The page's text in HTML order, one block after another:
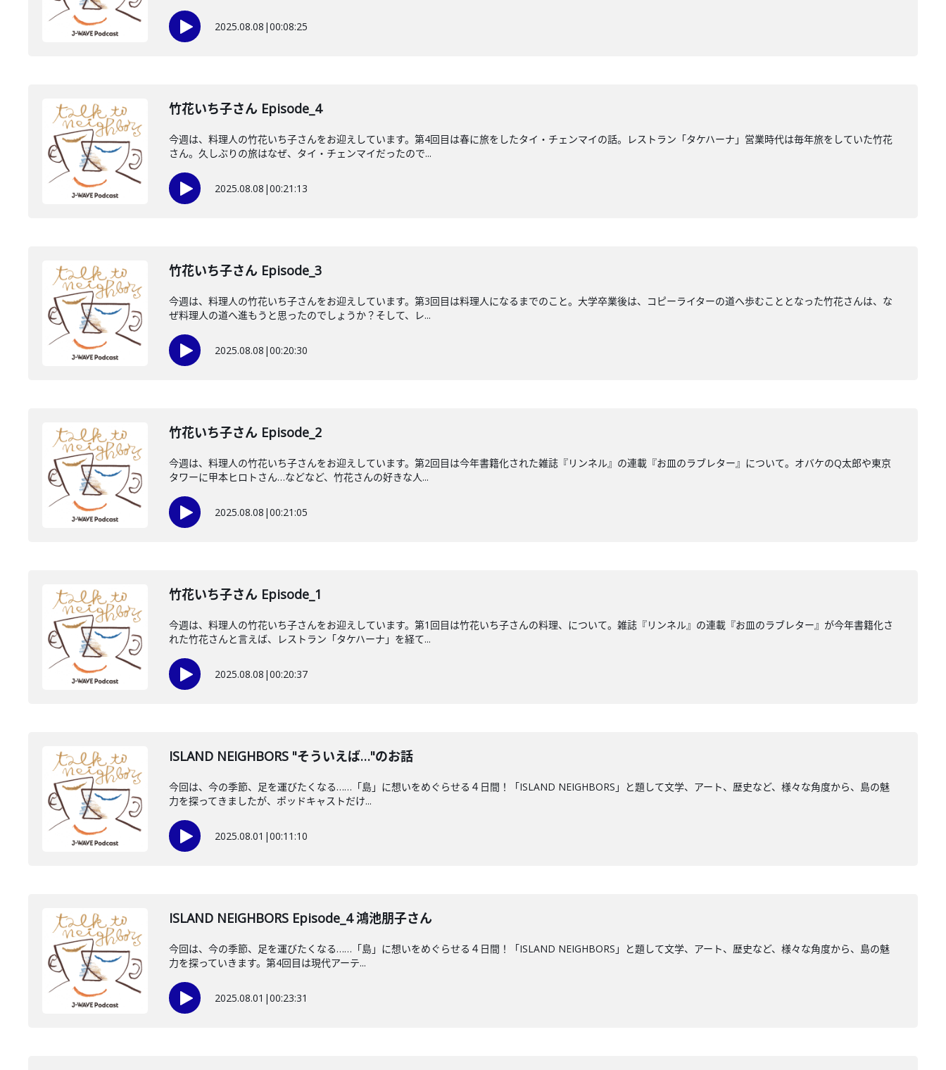
2025.08.08 |00:08:25
竹花いち子さん Episode_4
今週は、料理人の竹花いち子さんをお迎えしています。第4回目は春に旅をしたタイ・チェンマイの話。レストラン「タケハーナ」営業時代は毎年旅をしていた竹花
さん。久しぶりの旅はなぜ、タイ・チェンマイだったので...
2025.08.08 |00:21:13
竹花いち子さん Episode_3
今週は、料理人の竹花いち子さんをお迎えしています。第3回目は料理人になるまでのこと。大学卒業後は、コピーライターの道へ歩むこととなった竹花さんは、な
ぜ料理人の道へ進もうと思ったのでしょうか？そして、レ...
2025.08.08 |00:20:30
竹花いち子さん Episode_2
今週は、料理人の竹花いち子さんをお迎えしています。第2回目は今年書籍化された雑誌『リンネル』の連載『お皿のラブレター』について。オバケのQ太郎や東京
タワーに甲本ヒロトさん…などなど、竹花さんの好きな人...
2025.08.08 |00:21:05
竹花いち子さん Episode_1
今週は、料理人の竹花いち子さんをお迎えしています。第1回目は竹花いち子さんの料理、について。雑誌『リンネル』の連載『お皿のラブレター』が今年書籍化さ
れた竹花さんと言えば、レストラン「タケハーナ」を経て...
2025.08.08 |00:20:37
ISLAND NEIGHBORS "そういえば…"のお話
今回は、今の季節、足を運びたくなる……「島」に想いをめぐらせる４日間！「ISLAND NEIGHBORS」と題して文学、アート、歴史など、様々な角度から、島の魅
力を探ってきましたが、ポッドキャストだけ...
2025.08.01 |00:11:10
ISLAND NEIGHBORS Episode_4 鴻池朋子さん
今回は、今の季節、足を運びたくなる……「島」に想いをめぐらせる４日間！「ISLAND NEIGHBORS」と題して文学、アート、歴史など、様々な角度から、島の魅
力を探っていきます。第4回目は現代アーテ...
2025.08.01 |00:23:31